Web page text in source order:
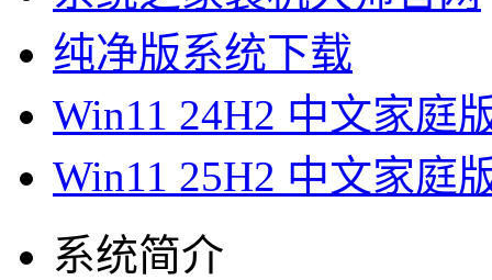
纯净版系统下载
Win11 24H2 中文家庭
Win11 25H2 中文家庭
系统简介